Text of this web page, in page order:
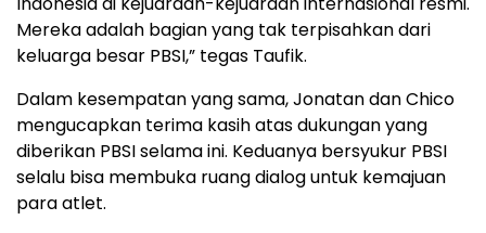
Mereka adalah bagian yang tak terpisahkan dari
keluarga besar PBSI,” tegas Taufik.
Dalam kesempatan yang sama, Jonatan dan Chico
mengucapkan terima kasih atas dukungan yang
diberikan PBSI selama ini. Keduanya bersyukur PBSI
selalu bisa membuka ruang dialog untuk kemajuan
para atlet.